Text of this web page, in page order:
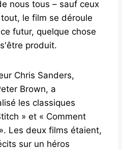
nous tous – sauf ceux
le film se déroule
futur, quelque chose
produit.
Chris Sanders,
Brown, a
les classiques
» et « Comment
Les deux films étaient,
sur un héros